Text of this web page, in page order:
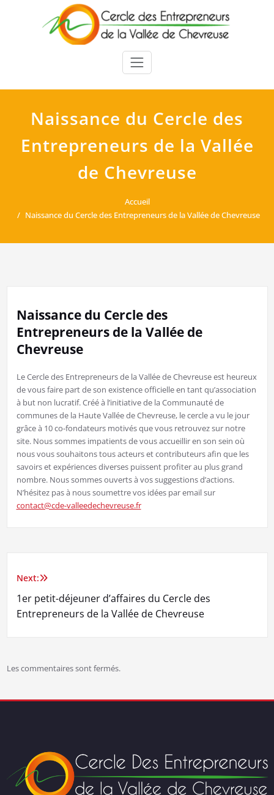
Naissance du Cercle des
Entrepreneurs de la Vallée
de Chevreuse
Accueil
Naissance du Cercle des Entrepreneurs de la Vallée de Chevreuse
Naissance du Cercle des
Entrepreneurs de la Vallée de
Chevreuse
Le Cercle des Entrepreneurs de la Vallée de Chevreuse est heureux
de vous faire part de son existence officielle en tant qu’association
à but non lucratif. Créé à l’initiative de la Communauté de
communes de la Haute Vallée de Chevreuse, le cercle a vu le jour
grâce à 10 co-fondateurs motivés que vous retrouvez sur notre
site. Nous sommes impatients de vous accueillir en son sein où
nous vous souhaitons tous acteurs et contributeurs afin que les
savoirs et expériences diverses puissent profiter au plus grand
nombre. Nous sommes ouverts à vos suggestions d’actions.
N’hésitez pas à nous soumettre vos idées par email sur
contact@cde-valleedechevreuse.fr
Navigation
de
Next:
1er petit-déjeuner d’affaires du Cercle des
Entrepreneurs de la Vallée de Chevreuse
Les commentaires sont fermés.